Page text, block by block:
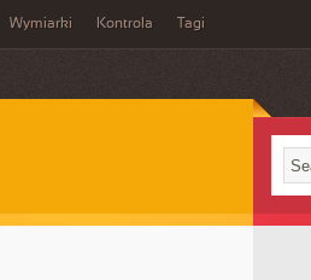
Wymiarki Kontrola Tagi